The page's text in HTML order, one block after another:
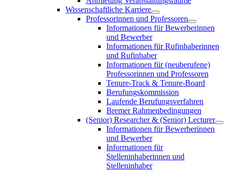
Wissenschaftliche Karriere
Professorinnen und Professoren
Informationen für Bewerberinnen
und Bewerber
Informationen für Rufinhaberinnen
und Rufinhaber
Informationen für (neuberufene)
Professorinnen und Professoren
Tenure-Track & Tenure-Board
Berufungskommission
Laufende Berufungsverfahren
Bremer Rahmenbedingungen
(Senior) Researcher & (Senior) Lecturer
Informationen für Bewerberinnen
und Bewerber
Informationen für
Stelleninhaberinnen und
Stelleninhaber